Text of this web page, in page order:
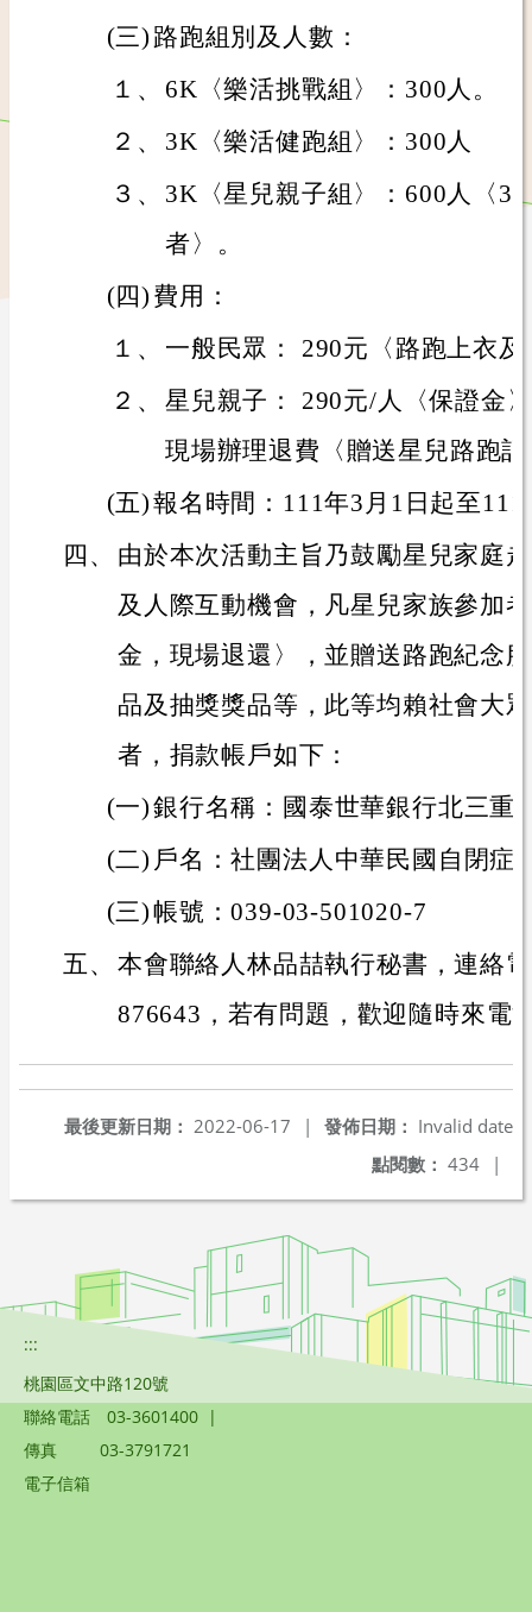
(三) 路跑組別及人數：
１、
6K〈樂活挑戰組〉：300人。
２、
3K〈樂活健跑組〉：300人
３、
3K〈星兒親子組〉：600人〈
者〉。
(四) 費用：
１、
一般民眾： 290元〈路跑上衣
２、 星兒親子： 290元/人〈保證金
現場辦理退費〈贈送星兒路跑
(五)報名時間：111年3月1日起至
四、
由於本次活動主旨乃鼓勵星兒家庭
及人際互動機會，凡星兒家族參加
金，現場退還〉，並贈送路跑紀念
品及抽獎獎品等，此等均賴社會大
者，捐款帳戶如下：
(一)銀行名稱：國泰世華銀行北三重
(二) 戶名：社團法人中華民國自閉症
(三)帳號：039-03-501020-7
五、 本會聯絡人林品喆執行秘書，連絡
876643，若有問題，歡迎隨時來電
發佈日期： Invalid date
最後更新日期： 2022-06-17
|
點閱數： 434 |
:::
桃園區文中路120號
聯絡電話
03-3601400 |
傳真
03-3791721
電子信箱